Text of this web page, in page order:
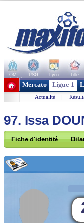
OM PSG Lyon Lille
+ de clubs
Mercato Ligue 1
Actualité |
97. Issa
Fiche d'identité